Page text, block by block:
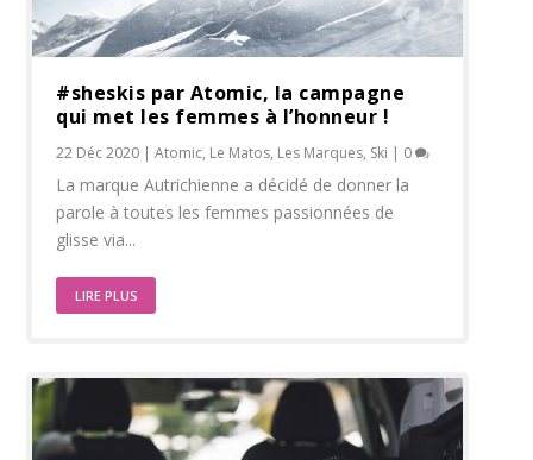
#sheskis par Atomic, la campagne
qui met les femmes à l’honneur !
22 Déc 2020 |Atomic, Le Matos, Les Marques, Ski | 0
La marque Autrichienne a décidé de donner la
parole à toutes les femmes passionnées de
glisse via...
LIRE PLUS